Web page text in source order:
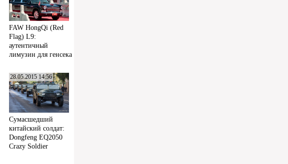
FAW HongQi (Red
Flag) L9:
аутентичный
лимузин для генсека
28.05.2015 14:56
Сумасшедший
китайский солдат:
Dongfeng EQ2050
Crazy Soldier